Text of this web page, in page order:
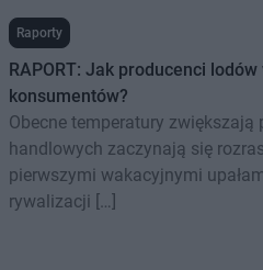
Raporty
RAPORT: Jak producenci
konsumentów?
Obecne temperatury
handlowych zaczynają się
pierwszymi wakacyjnymi
rywalizacji […]